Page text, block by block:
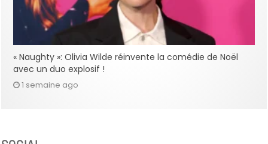
« Naughty »: Olivia Wilde réinvente la comédie de Noël
avec un duo explosif !
1 semaine ago